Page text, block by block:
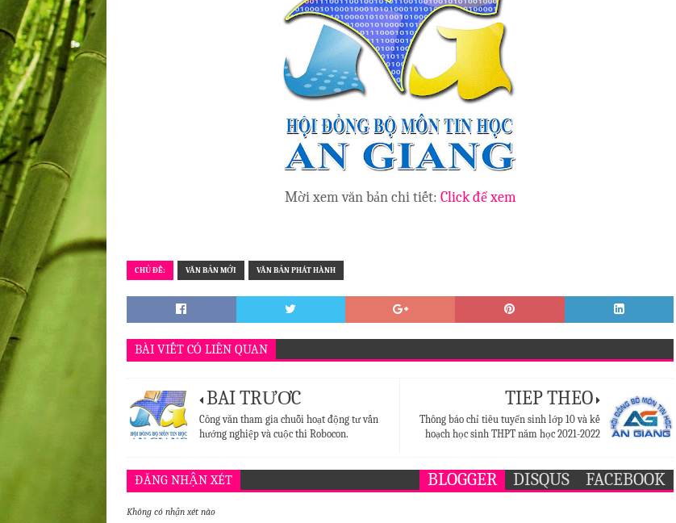
Mời xem văn bản chi tiết: Click để xem
CHỦ ĐỀ: VĂN BẢN MỚI VĂN BẢN PHÁT HÀNH
BÀI VIẾT CÓ LIÊN QUAN
TIẾP THEO
Thông báo chỉ tiêu tuyển sinh lớp 10 và kế
hoạch học sinh THPT năm học 2021-2022
BÀI TRƯỚC
Công văn tham gia chuỗi hoạt động tư vấn
hướng nghiệp và cuộc thi Robocon.
ĐĂNG NHẬN XÉT BLOGGER DISQUS FACEBOOK
Không có nhận xét nào